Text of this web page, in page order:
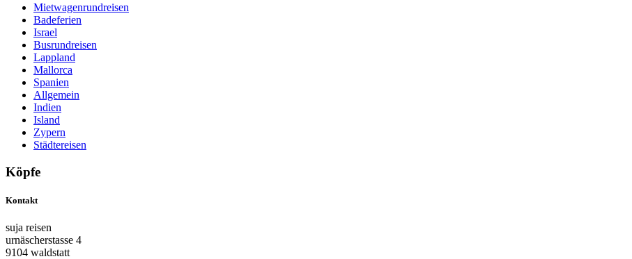
Mietwagenrundreisen
Badeferien
Israel
Busrundreisen
Lappland
Mallorca
Spanien
Allgemein
Indien
Island
Zypern
Städtereisen
Köpfe
Kontakt
suja reisen
urnäscherstasse 4
9104 waldstatt